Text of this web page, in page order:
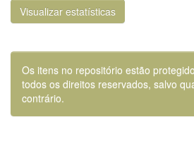
Visualizar estatísticas
Os itens no repositório estão
todos os direitos reservados, salvo
contrário.